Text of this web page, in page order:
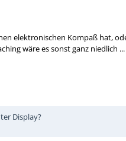
elektronischen Kompaß hat,
wäre es sonst ganz niedlich ...
Display?